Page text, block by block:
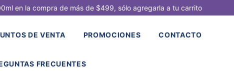
en la compra de más de $499, sólo agregarla a tu carrito
DE VENTA PROMOCIONES CONTACTO
FRECUENTES